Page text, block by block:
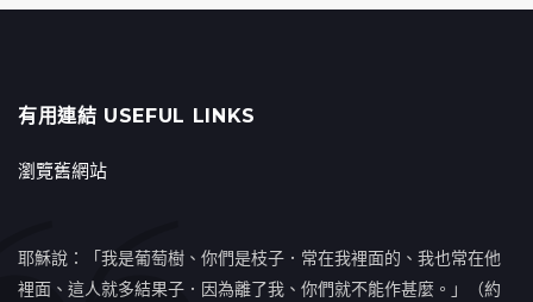
有用連結 USEFUL LINKS
瀏覽舊網站
耶穌說：「我是葡萄樹、你們是枝子．常在我裡面的、我也常在他
裡面、這人就多結果子．因為離了我、你們就不能作甚麼。」（約